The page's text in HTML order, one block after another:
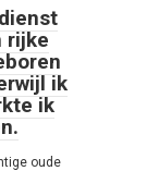
rijke
ik
ik
oude